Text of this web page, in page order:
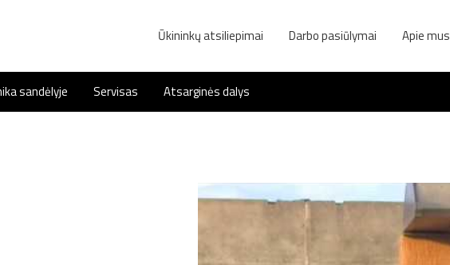
Ūkininkų atsiliepimai Darbo pasiūlymai Apie mus
sandėlyje Servisas Atsarginės dalys